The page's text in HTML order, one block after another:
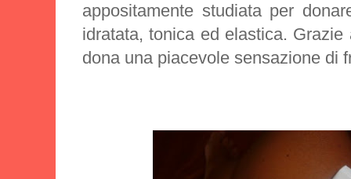
appositamente studiata per
idratata, tonica ed elastica.
dona una piacevole sensazione di